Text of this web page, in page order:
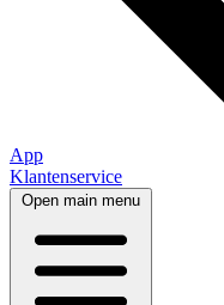
App
Klantenservice
Open main menu